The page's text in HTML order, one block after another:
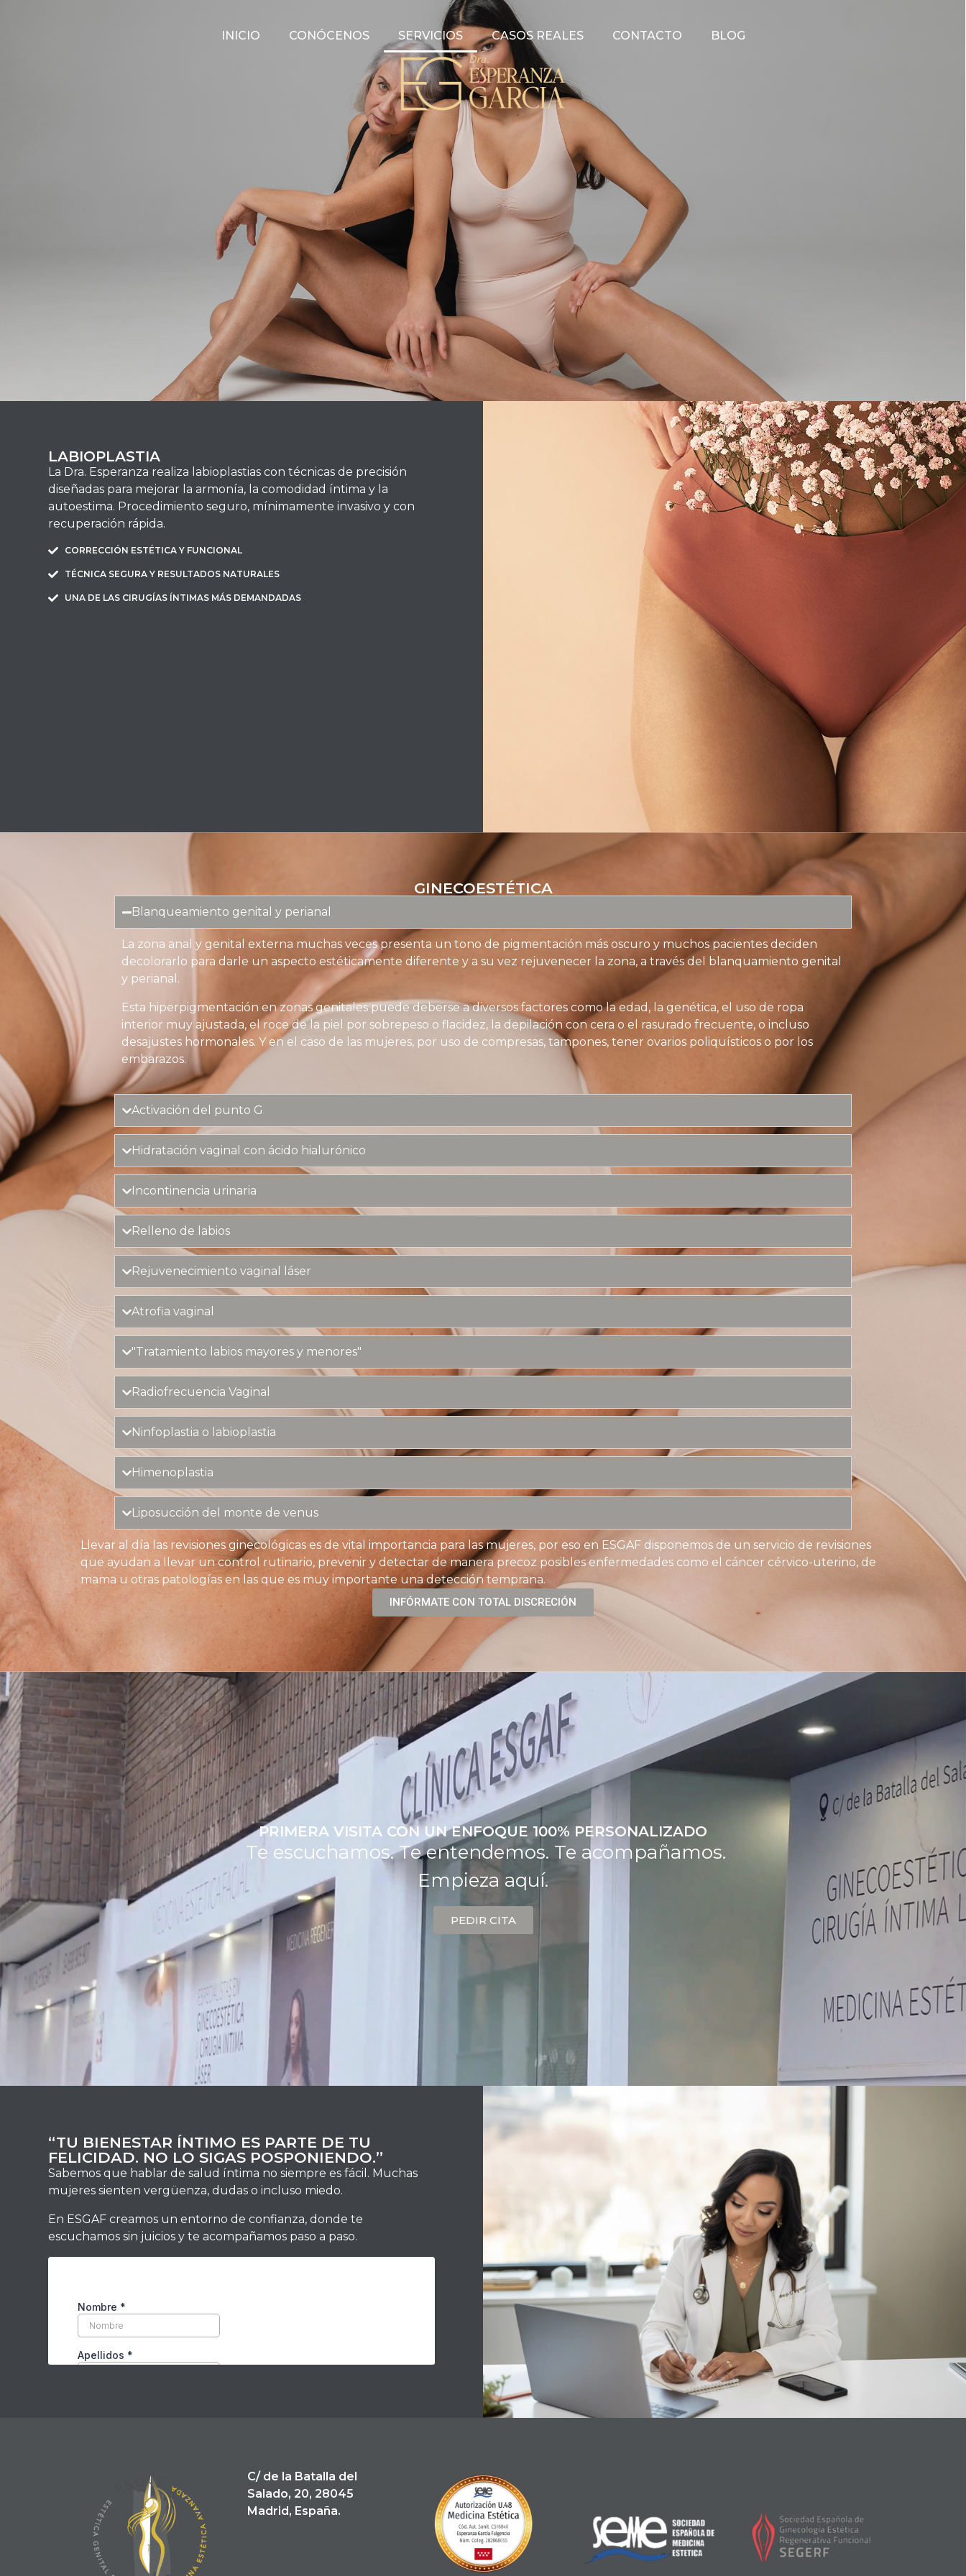
INICIO CONÓCENOS SERVICIOS CASOS REALES CONTACTO BLOG
TRATAMIENTOS DE GINECOESTÉTICA
Técnicas avanzadas, resultados naturales y un acompañamiento
profesional liderado por la Dra. Esperanza.
LABIOPLASTIA
La Dra. Esperanza realiza labioplastias con técnicas de precisión
diseñadas para mejorar la armonía, la comodidad íntima y la
autoestima. Procedimiento seguro, mínimamente invasivo y con
recuperación rápida.
CORRECCIÓN ESTÉTICA Y FUNCIONAL
TÉCNICA SEGURA Y RESULTADOS NATURALES
UNA DE LAS CIRUGÍAS ÍNTIMAS MÁS DEMANDADAS
GINECOESTÉTICA
Blanqueamiento genital y perianal
La zona anal y genital externa muchas veces presenta un tono de pigmentación más oscuro y muchos pacientes deciden
decolorarlo para darle un aspecto estéticamente diferente y a su vez rejuvenecer la zona, a través del blanquamiento genital
y perianal.
Esta hiperpigmentación en zonas genitales puede deberse a diversos factores como la edad, la genética, el uso de ropa
interior muy ajustada, el roce de la piel por sobrepeso o flacidez, la depilación con cera o el rasurado frecuente, o incluso
desajustes hormonales. Y en el caso de las mujeres, por uso de compresas, tampones, tener ovarios poliquísticos o por los
embarazos.
Activación del punto G
Hidratación vaginal con ácido hialurónico
Incontinencia urinaria
Relleno de labios
Rejuvenecimiento vaginal láser
Atrofia vaginal
"Tratamiento labios mayores y menores"
Radiofrecuencia Vaginal
Ninfoplastia o labioplastia
Himenoplastia
Liposucción del monte de venus
Llevar al día las revisiones ginecológicas es de vital importancia para las mujeres, por eso en ESGAF disponemos de un servicio de revisiones
que ayudan a llevar un control rutinario, prevenir y detectar de manera precoz posibles enfermedades como el cáncer cérvico-uterino, de
mama u otras patologías en las que es muy importante una detección temprana.
INFÓRMATE CON TOTAL DISCRECIÓN
PRIMERA VISITA CON UN ENFOQUE 100% PERSONALIZADO
Te escuchamos. Te entendemos. Te acompañamos.
Empieza aquí.
PEDIR CITA
“TU BIENESTAR ÍNTIMO ES PARTE DE TU
FELICIDAD. NO LO SIGAS POSPONIENDO.”
Sabemos que hablar de salud íntima no siempre es fácil. Muchas
mujeres sienten vergüenza, dudas o incluso miedo.
En ESGAF creamos un entorno de confianza, donde te
escuchamos sin juicios y te acompañamos paso a paso.
C/ de la Batalla del
Salado, 20, 28045
Madrid, España.